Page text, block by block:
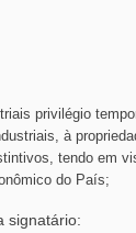
privilégio
à
tendo em
do País;
signatário: